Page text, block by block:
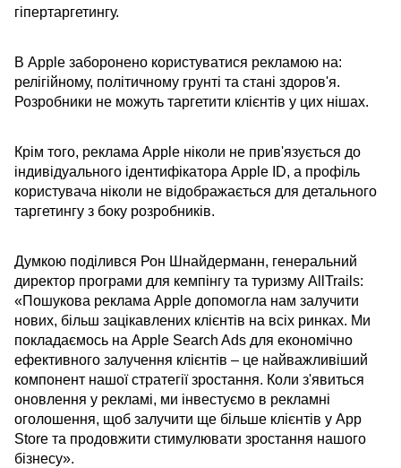
гіпертаргетингу.
В Apple заборонено користуватися рекламою на:
релігійному, політичному грунті та стані здоров'я.
Розробники не можуть таргетити клієнтів у цих нішах.
Крім того, реклама Apple ніколи не прив'язується до
індивідуального ідентифікатора Apple ID, а профіль
користувача ніколи не відображається для детального
таргетингу з боку розробників.
Думкою поділився Рон Шнайдерманн, генеральний
директор програми для кемпінгу та туризму AllTrails:
«Пошукова реклама Apple допомогла нам залучити
нових, більш зацікавлених клієнтів на всіх ринках. Ми
покладаємось на Apple Search Ads для економічно
ефективного залучення клієнтів – це найважливіший
компонент нашої стратегії зростання. Коли з'явиться
оновлення у рекламі, ми інвестуємо в рекламні
оголошення, щоб залучити ще більше клієнтів у App
Store та продовжити стимулювати зростання нашого
бізнесу».